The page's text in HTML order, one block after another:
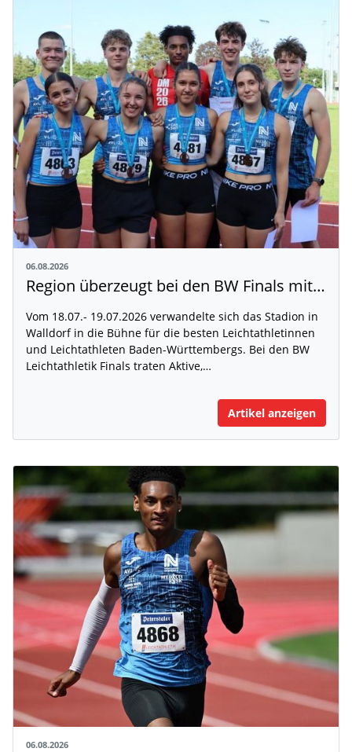
06.08.2026
Region überzeugt bei den BW Finals mit 13 Medaillen
Vom 18.07.- 19.07.2026 verwandelte sich das Stadion in
Walldorf in die Bühne für die besten Leichtathletinnen
und Leichtathleten Baden-Württembergs. Bei den BW
Leichtathletik Finals traten Aktive,…
Artikel anzeigen
06.08.2026